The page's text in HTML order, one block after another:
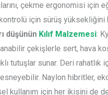
çekme ergonomisi için
için sürüş yüksekliğini
düşünün Kılıf Malzemesi:
çekişlerle sert, hava
tutuşlar sunar. Deri rahatlık
Naylon hibritler,
kullanım için her ikisini de